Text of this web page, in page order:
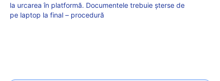
la urcarea în platformă. Documentele trebuie șterse de
pe laptop la final – procedură